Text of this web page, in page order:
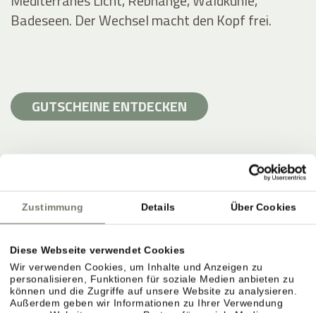
Zustimmung Details Über Cookies
Diese Webseite verwendet Cookies
Wir verwenden Cookies, um Inhalte und Anzeigen zu
personalisieren, Funktionen für soziale Medien anbieten zu
können und die Zugriffe auf unsere Website zu analysieren.
Außerdem geben wir Informationen zu Ihrer Verwendung
Badeseen. Der Wechsel macht den Kopf frei.
GUTSCHEINE ENTDECKEN